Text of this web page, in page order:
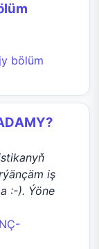
bölüm
iş
:-). Ýöne